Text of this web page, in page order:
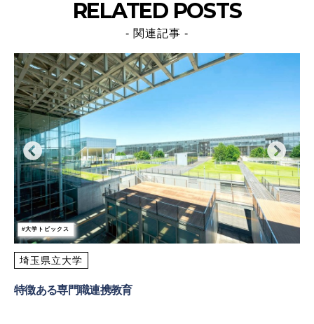
RELATED POSTS
- 関連記事 -
大学トピックス
埼玉県立大学
特徴ある専門職連携教育